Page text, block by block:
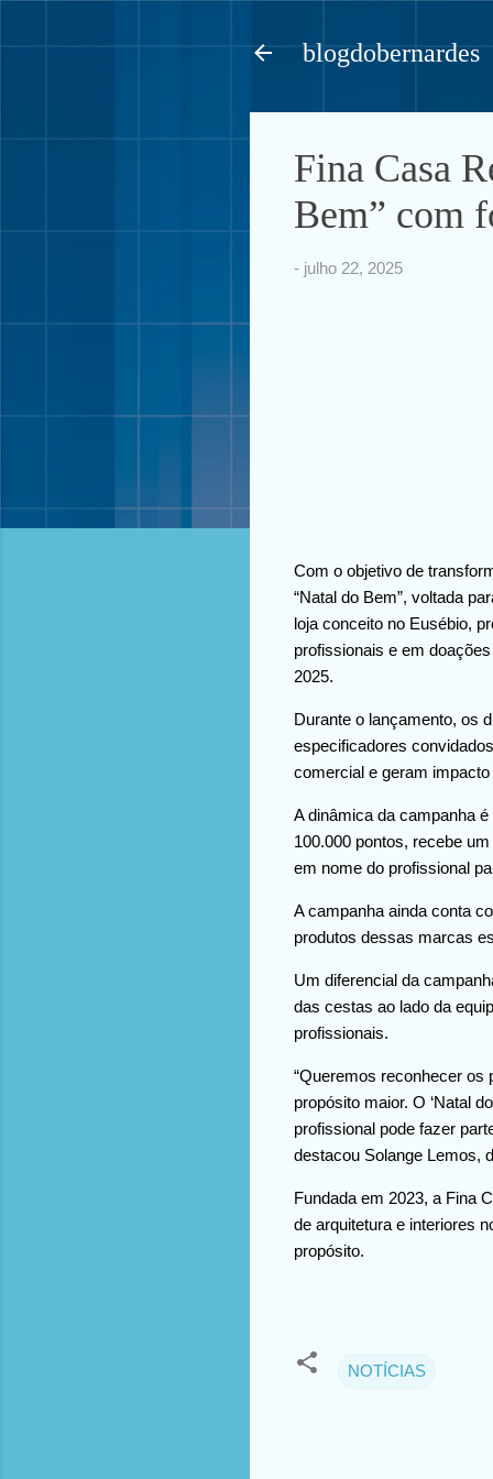
blogdobernardes
Fina Casa
Bem” com
- julho 22, 2025
Com o objetivo de
“Natal do Bem”, voltada
loja conceito no Eusébio,
profissionais e em
2025.
Durante o lançamento, os
especificadores
comercial e geram
A dinâmica da campanha
100.000 pontos, recebe
em nome do profissional
A campanha ainda conta
produtos dessas marcas
Um diferencial da
das cestas ao lado da
profissionais.
“Queremos reconhecer
propósito maior. O ‘Natal
profissional pode fazer
destacou Solange Lemos,
Fundada em 2023, a Fina
de arquitetura e interiores
propósito.
NOTÍCIAS